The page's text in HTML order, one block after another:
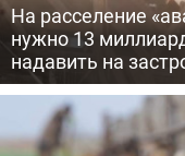
На расселение
нужно 13
надавить на